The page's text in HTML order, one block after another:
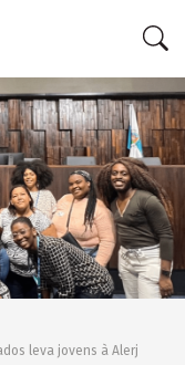
leva jovens à Alerj